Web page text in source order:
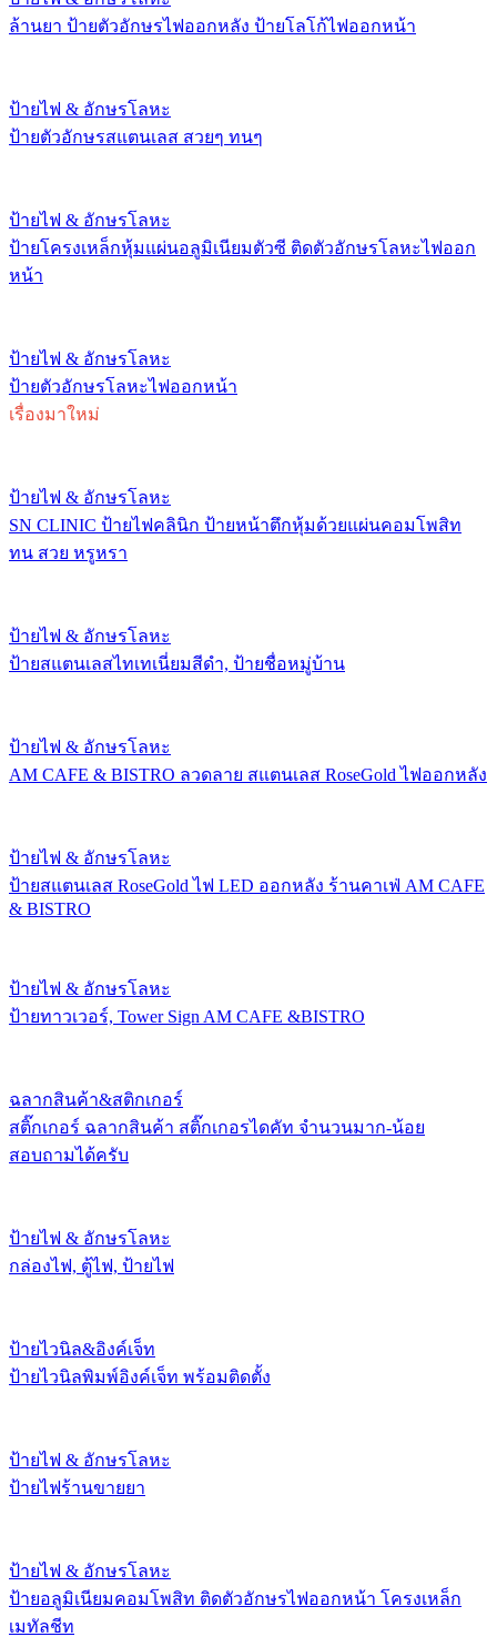
ล้านยา ป้ายตัวอักษรไฟออกหลัง ป้ายโลโก้ไฟออกหน้า
ป้ายไฟ & อักษรโลหะ
ป้ายตัวอักษรสแตนเลส สวยๆ ทนๆ
ป้ายไฟ & อักษรโลหะ
ป้ายโครงเหล็กหุ้มแผ่นอลูมิเนียมตัวซี ติดตัวอักษรโลหะไฟออก
หน้า
ป้ายไฟ & อักษรโลหะ
ป้ายตัวอักษรโลหะไฟออกหน้า
เรื่องมาใหม่
ป้ายไฟ & อักษรโลหะ
SN CLINIC ป้ายไฟคลินิก ป้ายหน้าตึกหุ้มด้วยแผ่นคอมโพสิท
ทน สวย หรูหรา
ป้ายไฟ & อักษรโลหะ
ป้ายสแตนเลสไทเทเนี่ยมสีดำ, ป้ายชื่อหมู่บ้าน
ป้ายไฟ & อักษรโลหะ
AM CAFE & BISTRO ลวดลาย สแตนเลส RoseGold ไฟออกหลัง
ป้ายไฟ & อักษรโลหะ
ป้ายสแตนเลส RoseGold ไฟ LED ออกหลัง ร้านคาเฟ่ AM CAFE
& BISTRO
ป้ายไฟ & อักษรโลหะ
ป้ายทาวเวอร์, Tower Sign AM CAFE &BISTRO
ฉลากสินค้า&สติกเกอร์
สติ๊กเกอร์ ฉลากสินค้า สติ๊กเกอรไดคัท จำนวนมาก-น้อย
สอบถามได้ครับ
ป้ายไฟ & อักษรโลหะ
กล่องไฟ, ตู้ไฟ, ป้ายไฟ
ป้ายไวนิล&อิงค์เจ็ท
ป้ายไวนิลพิมพ์อิงค์เจ็ท พร้อมติดตั้ง
ป้ายไฟ & อักษรโลหะ
ป้ายไฟร้านขายยา
ป้ายไฟ & อักษรโลหะ
ป้ายอลูมิเนียมคอมโพสิท ติดตัวอักษรไฟออกหน้า โครงเหล็ก
เมทัลชีท